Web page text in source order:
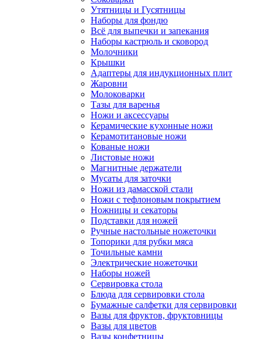
Утятницы и Гусятницы
Наборы для фондю
Всё для выпечки и запекания
Наборы кастрюль и сковород
Молочники
Крышки
Адаптеры для индукционных плит
Жаровни
Молоковарки
Тазы для варенья
Ножи и аксессуары
Керамические кухонные ножи
Керамотитановые ножи
Кованые ножи
Листовые ножи
Магнитные держатели
Мусаты для заточки
Ножи из дамасской стали
Ножи с тефлоновым покрытием
Ножницы и секаторы
Подставки для ножей
Ручные настольные ножеточки
Топорики для рубки мяса
Точильные камни
Электрические ножеточки
Наборы ножей
Сервировка стола
Блюда для сервировки стола
Бумажные салфетки для сервировки
Вазы для фруктов, фруктовницы
Вазы для цветов
Вазы конфетницы